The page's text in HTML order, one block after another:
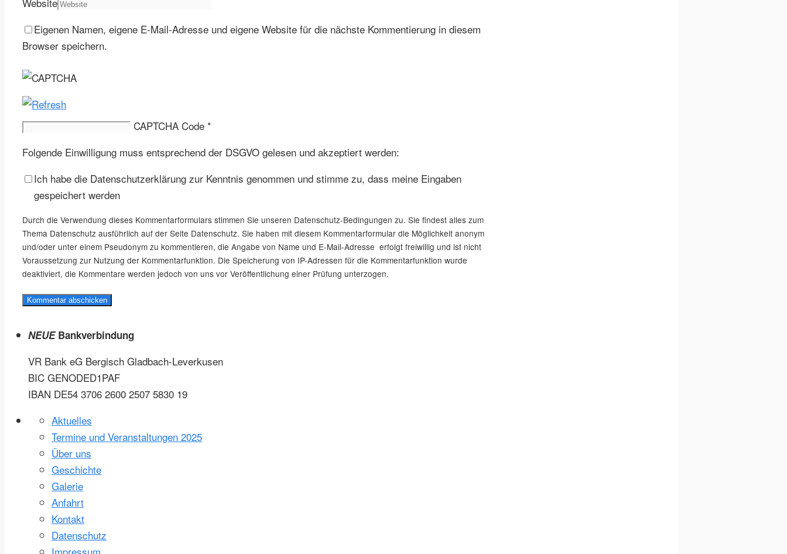
Eigenen Namen, eigene E-Mail-Adresse und eigene Website für die nächste Kommentierung in diesem
Browser speichern.
CAPTCHA Code *
Folgende Einwilligung muss entsprechend der DSGVO gelesen und akzeptiert werden:
Ich habe die Datenschutzerklärung zur Kenntnis genommen und stimme zu, dass meine Eingaben
gespeichert werden
Durch die Verwendung dieses Kommentarformulars stimmen Sie unseren Datenschutz-Bedingungen zu. Sie findest alles zum
Thema Datenschutz ausführlich auf der Seite Datenschutz. Sie haben mit diesem Kommentarformular die Möglichkeit anonym
und/oder unter einem Pseudonym zu kommentieren, die Angabe von Name und E-Mail-Adresse erfolgt freiwillig und ist nicht
Voraussetzung zur Nutzung der Kommentarfunktion. Die Speicherung von IP-Adressen für die Kommentarfunktion wurde
deaktiviert, die Kommentare werden jedoch von uns vor Veröffentlichung einer Prüfung unterzogen.
NEUEBankverbindung
VR Bank eG Bergisch Gladbach-Leverkusen
BIC GENODED1PAF
IBAN DE54 3706 2600 2507 5830 19
Aktuelles
Termine und Veranstaltungen 2025
Über uns
Geschichte
Galerie
Anfahrt
Kontakt
Datenschutz